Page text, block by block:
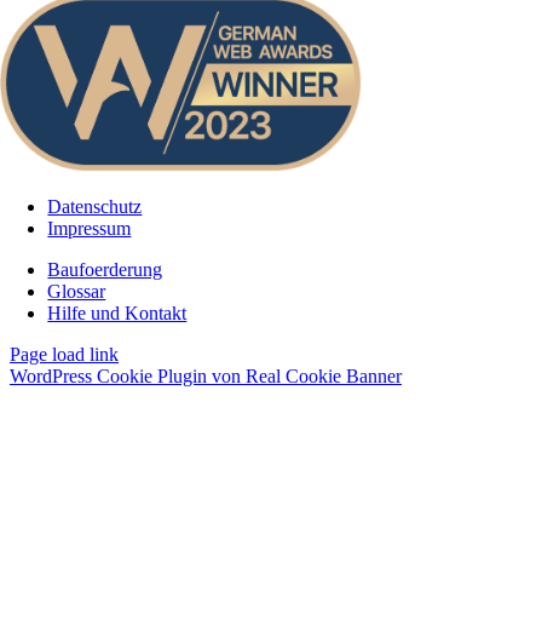
Datenschutz
Impressum
Baufoerderung
Glossar
Hilfe und Kontakt
Page load link
WordPress Cookie Plugin von Real Cookie Banner